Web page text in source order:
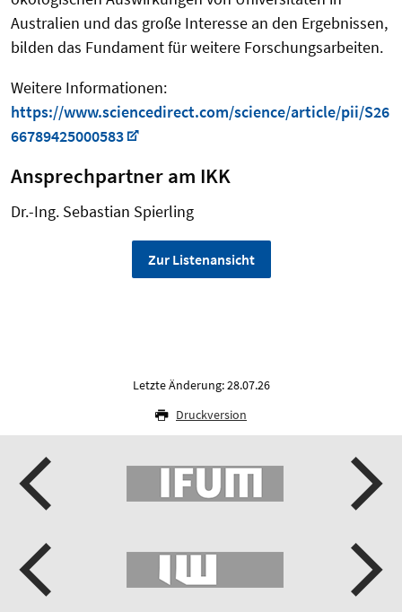
Australien und das große Interesse an den Ergebnissen,
bilden das Fundament für weitere Forschungsarbeiten.
Weitere Informationen:
https://www.sciencedirect.com/science/article/pii/S26
66789425000583
Ansprechpartner am IKK
Dr.-Ing. Sebastian Spierling
Zur Listenansicht
Letzte Änderung: 28.07.26
Druckversion